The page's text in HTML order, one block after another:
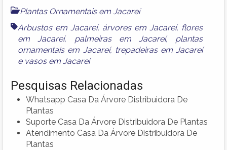
Plantas Ornamentais em Jacareí
Arbustos em Jacareí, árvores em Jacareí, flores
em Jacareí, palmeiras em Jacareí, plantas
ornamentais em Jacareí, trepadeiras em Jacareí
e vasos em Jacareí
Pesquisas Relacionadas
Whatsapp Casa Da Árvore Distribuidora De
Plantas
Suporte Casa Da Árvore Distribuidora De Plantas
Atendimento Casa Da Árvore Distribuidora De
Plantas